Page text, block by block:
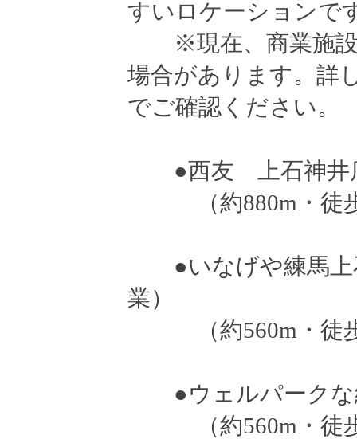
すいロケーションで
※現在、商業施設
場合があります。詳
でご確認ください。
●西友 上石神井店
（約880m・徒歩
●いなげや練馬上
業）
（約560m・徒
●ウェルパークな
（約560m・徒